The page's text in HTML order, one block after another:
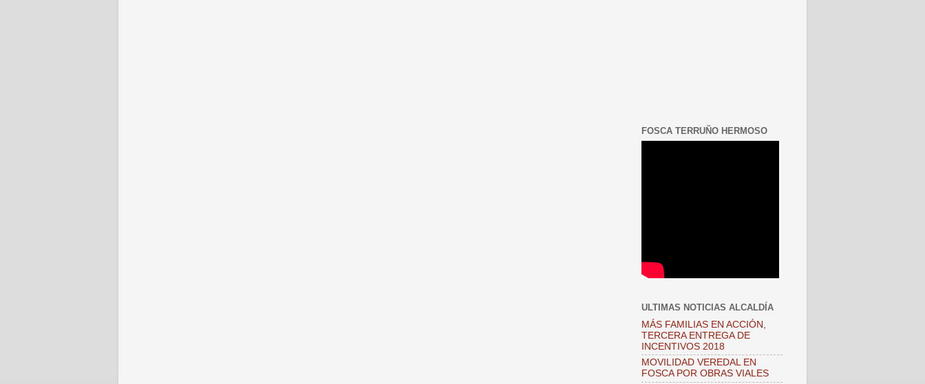
FOSCA TERRUÑO HERMOSO
ULTIMAS NOTICIAS ALCALDÍA
MÁS FAMILIAS EN ACCIÓN,
TERCERA ENTREGA DE
INCENTIVOS 2018
MOVILIDAD VEREDAL EN
FOSCA POR OBRAS VIALES